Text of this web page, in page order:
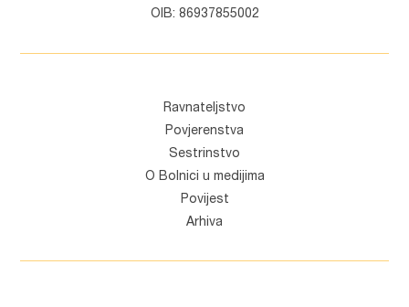
OIB: 86937855002
Ravnateljstvo
Povjerenstva
Sestrinstvo
O Bolnici u medijima
Povijest
Arhiva